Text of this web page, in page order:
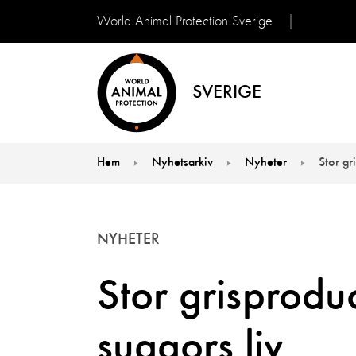
World Animal Protection Sverige
SVERIGE
Hem Nyhetsarkiv Nyheter Stor
Stor
NYHETER